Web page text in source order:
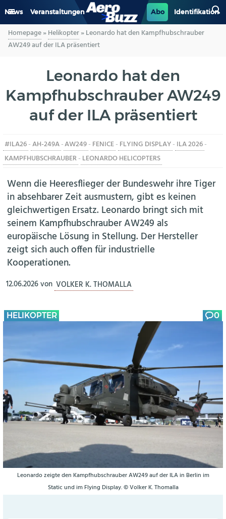
News Veranstaltungen Abo Identifikation
GENERAL AVIATION
LUFTVERKEHR
MILITÄR
INDUSTRIE
BERUFE
AERO-KULTUR
Homepage»Helikopter»Leonardo hat den Kampfhubschrauber
AW249 auf der ILA präsentiert
Leonardo hat den
Kampfhubschrauber AW249
auf der ILA präsentiert
#ILA26-AH-249A-AW249- FENICE- FLYING DISPLAY- ILA 2026-
KAMPFHUBSCHRAUBER- LEONARDO HELICOPTERS
Wenn die Heeresflieger der Bundeswehr ihre Tiger
in absehbarer Zeit ausmustern, gibt es keinen
gleichwertigen Ersatz. Leonardo bringt sich mit
seinem Kampfhubschrauber AW249 als
europäische Lösung in Stellung. Der Hersteller
zeigt sich auch offen für industrielle
Kooperationen.
12.06.2026von VOLKER K. THOMALLA
HELIKOPTER 0
Leonardo zeigte den Kampfhubschrauber AW249 auf der ILA in Berlin im
Static und im Flying Display. © Volker K. Thomalla